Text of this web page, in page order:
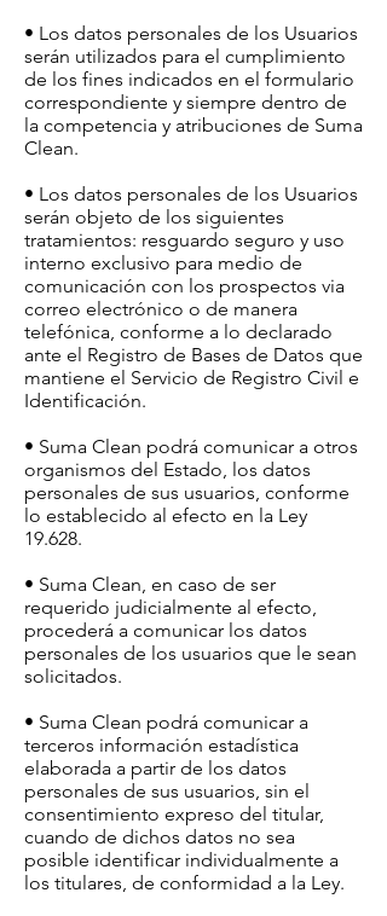
• Los datos personales de los Usuarios
serán utilizados para el cumplimiento
de los fines indicados en el formulario
correspondiente y siempre dentro de
la competencia y atribuciones de Suma
Clean.
• Los datos personales de los Usuarios
serán objeto de los siguientes
tratamientos: resguardo seguro y uso
interno exclusivo para medio de
comunicación con los prospectos via
correo electrónico o de manera
telefónica, conforme a lo declarado
ante el Registro de Bases de Datos que
mantiene el Servicio de Registro Civil e
Identificación.
• Suma Clean podrá comunicar a otros
organismos del Estado, los datos
personales de sus usuarios, conforme
lo establecido al efecto en la Ley
19.628.
• Suma Clean, en caso de ser
requerido judicialmente al efecto,
procederá a comunicar los datos
personales de los usuarios que le sean
solicitados.
• Suma Clean podrá comunicar a
terceros información estadística
elaborada a partir de los datos
personales de sus usuarios, sin el
consentimiento expreso del titular,
cuando de dichos datos no sea
posible identificar individualmente a
los titulares, de conformidad a la Ley.